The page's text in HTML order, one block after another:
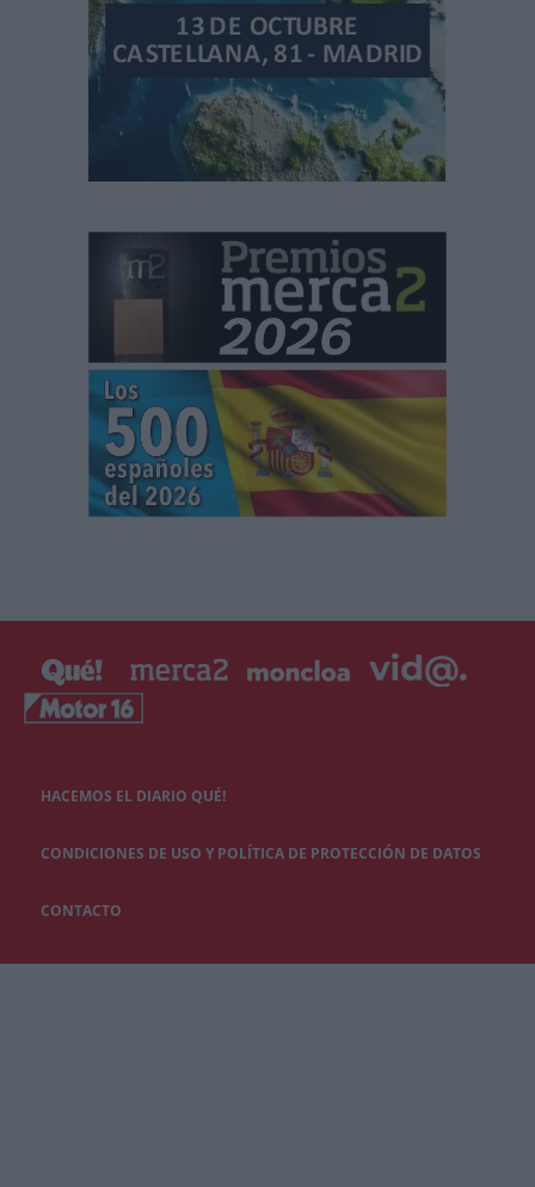
HACEMOS EL DIARIO QUÉ!
CONDICIONES DE USO Y POLÍTICA DE PROTECCIÓN DE DATOS
CONTACTO